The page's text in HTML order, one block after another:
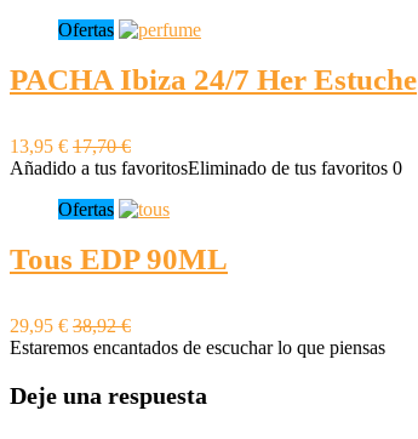
Ofertas
PACHA Ibiza 24/7 Her Estuche
13,95 € 17,70 €
Añadido a tus favoritosEliminado de tus favoritos 0
Ofertas
Tous EDP 90ML
29,95 € 38,92 €
Estaremos encantados de escuchar lo que piensas
Deje una respuesta